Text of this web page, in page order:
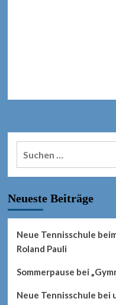
Neueste Beiträge
Neue Tennisschule
Roland Pauli
Sommerpause bei
Neue Tennisschule bei